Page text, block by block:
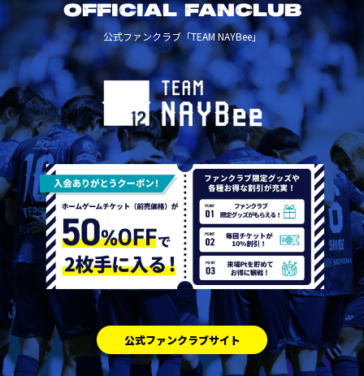
OFFICIAL FANCLUB
公式ファンクラブ「TEAM NAYBee」
公式ファンクラブサイト